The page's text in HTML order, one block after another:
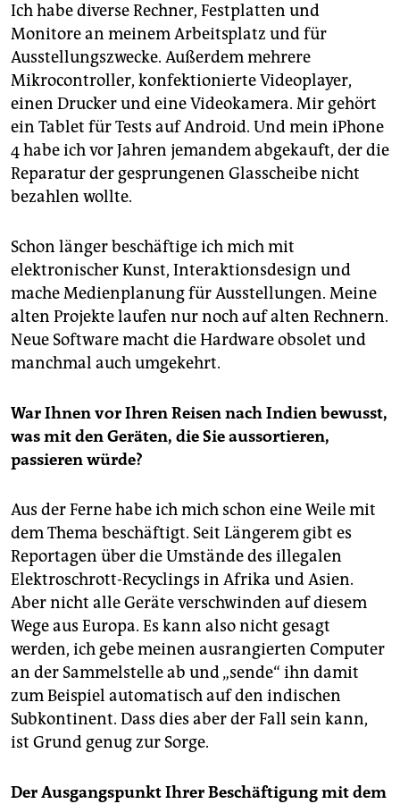
Ich habe diverse Rechner, Festplatten und
Monitore an meinem Arbeitsplatz und für
Ausstellungszwecke. Außerdem mehrere
Mikrocontroller, konfektionierte Videoplayer,
einen Drucker und eine Videokamera. Mir gehört
ein Tablet für Tests auf Android. Und mein iPhone
4 habe ich vor Jahren jemandem abgekauft, der die
Reparatur der gesprungenen Glasscheibe nicht
bezahlen wollte.
Schon länger beschäftige ich mich mit
elektronischer Kunst, Interaktionsdesign und
mache Medienplanung für Ausstellungen. Meine
alten Projekte laufen nur noch auf alten Rechnern.
Neue Software macht die Hardware obsolet und
manchmal auch umgekehrt.
War Ihnen vor Ihren Reisen nach Indien bewusst,
was mit den Geräten, die Sie aussortieren,
passieren würde?
Aus der Ferne habe ich mich schon eine Weile mit
dem Thema beschäftigt. Seit Längerem gibt es
Reportagen über die Umstände des illegalen
Elektroschrott-Recyclings in Afrika und Asien.
Aber nicht alle Geräte verschwinden auf diesem
Wege aus Europa. Es kann also nicht gesagt
werden, ich gebe meinen ausrangierten Computer
an der Sammelstelle ab und „sende“ ihn damit
zum Beispiel automatisch auf den indischen
Subkontinent. Dass dies aber der Fall sein kann,
ist Grund genug zur Sorge.
Der Ausgangspunkt Ihrer Beschäftigung mit dem